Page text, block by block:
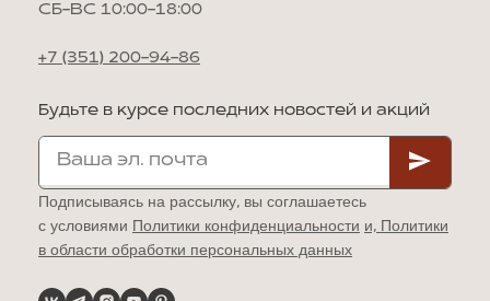
СБ-ВС 10:00-18:00
+7 (351) 200-94-86
Будьте в курсе последних новостей и акций
Подписываясь на рассылку, вы соглашаетесь
с условиями Политики конфиденциальности и, Политики
в области обработки персональных данных